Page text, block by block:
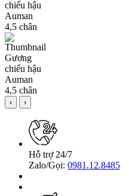
‹ ›
Hỗ trợ 24/7
Zalo/Gọi: 0981.12.8485